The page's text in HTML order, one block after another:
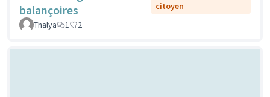
balançoires
citoyen
Thalya
1 2